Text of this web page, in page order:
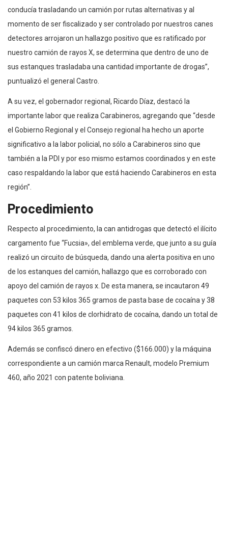
conducía trasladando un camión por rutas alternativas y al
momento de ser fiscalizado y ser controlado por nuestros canes
detectores arrojaron un hallazgo positivo que es ratificado por
nuestro camión de rayos X, se determina que dentro de uno de
sus estanques trasladaba una cantidad importante de drogas”,
puntualizó el general Castro.
A su vez, el gobernador regional, Ricardo Díaz, destacó la
importante labor que realiza Carabineros, agregando que “desde
el Gobierno Regional y el Consejo regional ha hecho un aporte
significativo a la labor policial, no sólo a Carabineros sino que
también a la PDI y por eso mismo estamos coordinados y en este
caso respaldando la labor que está haciendo Carabineros en esta
región”.
Procedimiento
Respecto al procedimiento, la can antidrogas que detectó el ilícito
cargamento fue “Fucsia», del emblema verde, que junto a su guía
realizó un circuito de búsqueda, dando una alerta positiva en uno
de los estanques del camión, hallazgo que es corroborado con
apoyo del camión de rayos x. De esta manera, se incautaron 49
paquetes con 53 kilos 365 gramos de pasta base de cocaína y 38
paquetes con 41 kilos de clorhidrato de cocaína, dando un total de
94 kilos 365 gramos.
Además se confiscó dinero en efectivo ($166.000) y la máquina
correspondiente a un camión marca Renault, modelo Premium
460, año 2021 con patente boliviana.